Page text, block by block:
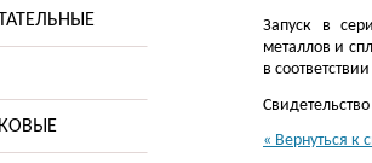
Запуск в
металлов и
в
« Вернуться к